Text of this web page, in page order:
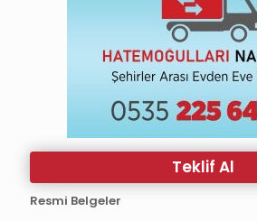
Teklif Al
Resmi Belgeler